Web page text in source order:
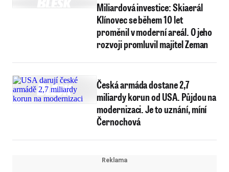
Miliardová investice: Skiaerál
Klínovec se během 10 let
proměnil v moderní areál. O jeho
rozvoji promluvil majitel Zeman
Česká armáda dostane 2,7
miliardy korun od USA. Půjdou na
modernizaci. Je to uznání, míní
Černochová